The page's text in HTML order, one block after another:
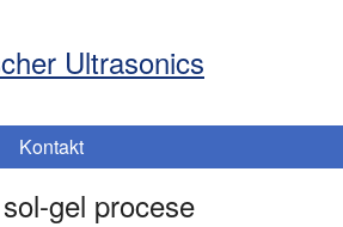
Ultrasonics
Kontakt
gel procese